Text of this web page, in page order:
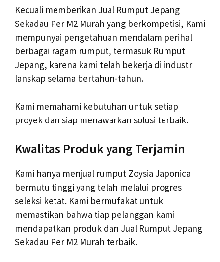
Kecuali memberikan Jual Rumput Jepang
Sekadau Per M2 Murah yang berkompetisi, Kami
mempunyai pengetahuan mendalam perihal
berbagai ragam rumput, termasuk Rumput
Jepang, karena kami telah bekerja di industri
lanskap selama bertahun-tahun.
Kami memahami kebutuhan untuk setiap
proyek dan siap menawarkan solusi terbaik.
Kwalitas Produk yang Terjamin
Kami hanya menjual rumput Zoysia Japonica
bermutu tinggi yang telah melalui progres
seleksi ketat. Kami bermufakat untuk
memastikan bahwa tiap pelanggan kami
mendapatkan produk dan Jual Rumput Jepang
Sekadau Per M2 Murah terbaik.